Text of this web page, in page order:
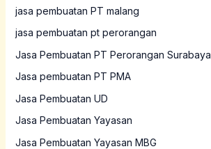
jasa pembuatan PT malang
jasa pembuatan pt perorangan
Jasa Pembuatan PT Perorangan Surabaya
Jasa pembuatan PT PMA
Jasa Pembuatan UD
Jasa Pembuatan Yayasan
Jasa Pembuatan Yayasan MBG